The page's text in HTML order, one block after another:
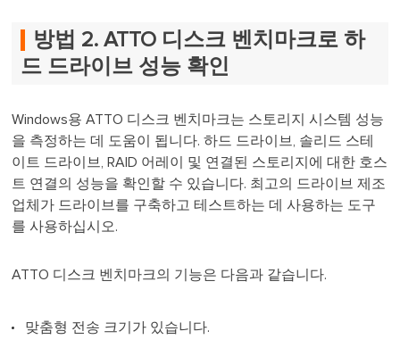
방법 2. ATTO 디스크 벤치마크로 하
드 드라이브 성능 확인
Windows용 ATTO 디스크 벤치마크는 스토리지 시스템 성능
을 측정하는 데 도움이 됩니다. 하드 드라이브, 솔리드 스테
이트 드라이브, RAID 어레이 및 연결된 스토리지에 대한 호스
트 연결의 성능을 확인할 수 있습니다. 최고의 드라이브 제조
업체가 드라이브를 구축하고 테스트하는 데 사용하는 도구
를 사용하십시오.
ATTO 디스크 벤치마크의 기능은 다음과 같습니다.
맞춤형 전송 크기가 있습니다.